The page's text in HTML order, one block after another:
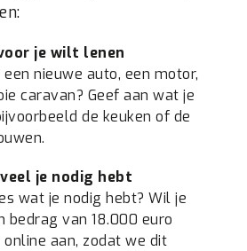
je wilt lenen
nieuwe auto, een motor,
caravan? Geef aan wat je
de keuken of de
je nodig hebt
wat je nodig hebt? Wil je
bedrag van 18.000 euro
aan, zodat we dit